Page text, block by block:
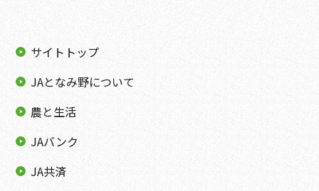
サイトトップ
JAとなみ野について
農と生活
JAバンク
JA共済